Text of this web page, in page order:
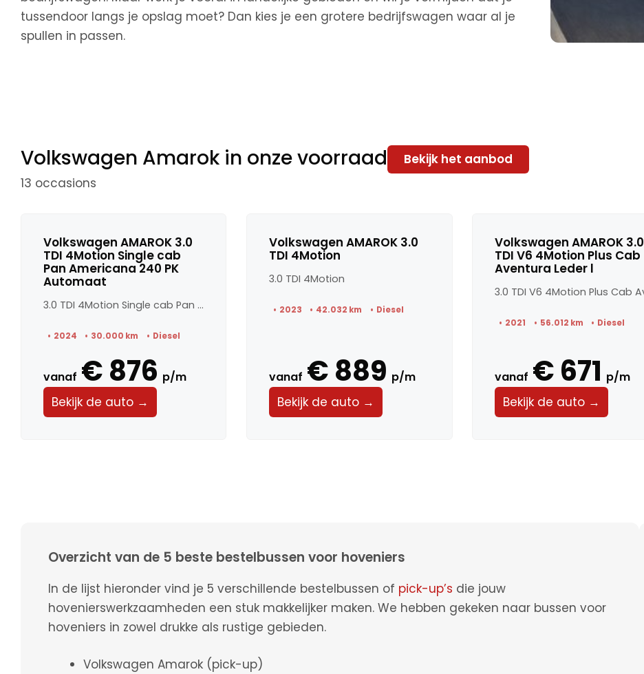
tussendoor langs je opslag moet? Dan kies je een grotere bedrijfswagen waar al je
spullen in passen.
Volkswagen Amarok in onze voorraad
Bekijk het aanbod
13 occasions
Volkswagen AMAROK 3.0
TDI 4Motion Single cab
Pan Americana 240 PK
Automaat
3.0 TDI 4Motion Single cab Pan Americana 240 PK Automaat
2024 30.000 km Diesel
vanaf € 876 p/m
Bekijk de auto →
Volkswagen AMAROK 3.0
TDI 4Motion
3.0 TDI 4Motion
2023 42.032 km Diesel
vanaf € 889 p/m
Bekijk de auto →
Volkswagen AMAROK 3.0
TDI V6 4Motion Plus Cab
Aventura Leder l
2021 56.012 km Diesel
vanaf € 671 p/m
Bekijk de auto →
Overzicht van de 5 beste bestelbussen voor hoveniers
In de lijst hieronder vind je 5 verschillende bestelbussen of pick-up’s die jouw
hovenierswerkzaamheden een stuk makkelijker maken. We hebben gekeken naar bussen voor
hoveniers in zowel drukke als rustige gebieden.
Volkswagen Amarok (pick-up)